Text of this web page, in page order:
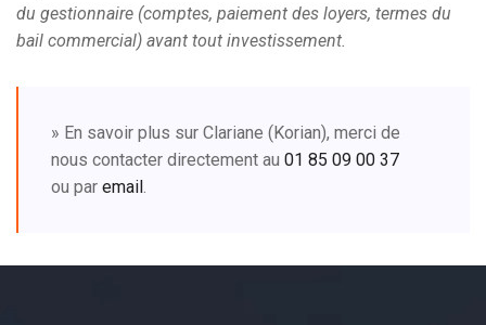
du gestionnaire (comptes, paiement des loyers, termes du
bail commercial) avant tout investissement.
» En savoir plus sur Clariane (Korian), merci de
nous contacter directement au 01 85 09 00 37
ou par email.